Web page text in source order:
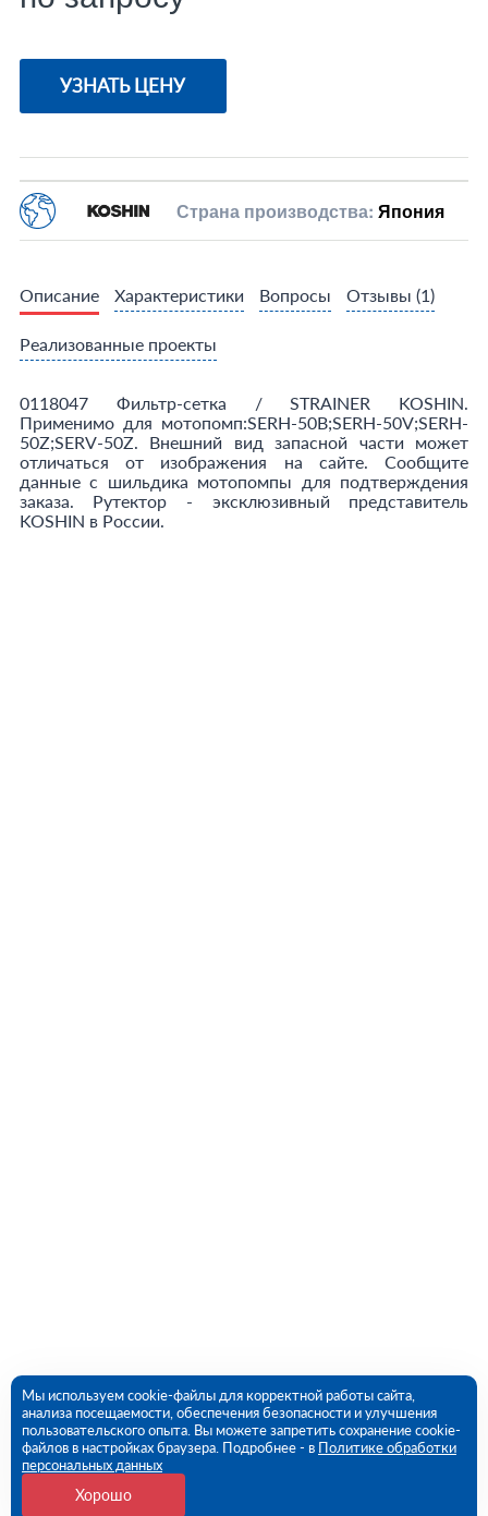
УЗНАТЬ ЦЕНУ
Страна производства: Япония
Описание Характеристики Вопросы Отзывы (1)
Реализованные проекты
0118047 Фильтр-сетка / STRAINER KOSHIN.
Применимо для мотопомп:SERH-50B;SERH-50V;SERH-
50Z;SERV-50Z. Внешний вид запасной части может
отличаться от изображения на сайте. Сообщите
данные с шильдика мотопомпы для подтверждения
заказа. Рутектор - эксклюзивный представитель
KOSHIN в России.
Мы используем cookie-файлы для корректной работы сайта,
анализа посещаемости, обеспечения безопасности и улучшения
пользовательского опыта. Вы можете запретить сохранение cookie-
файлов в настройках браузера. Подробнее - в Политике обработки
персональных данных
Хорошо